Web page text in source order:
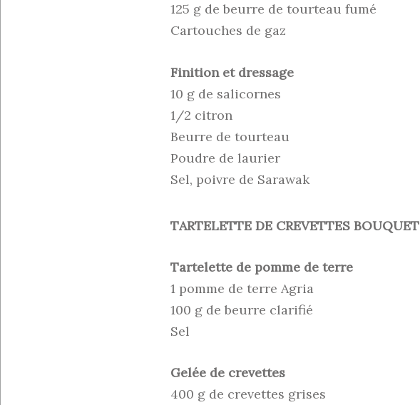
125 g de beurre de tourteau fumé
Cartouches de gaz
Finition et dressage
10 g de salicornes
1/2 citron
Beurre de tourteau
Poudre de laurier
Sel, poivre de Sarawak
TARTELETTE DE CREVETTES BOUQUET
Tartelette de pomme de terre
1 pomme de terre Agria
100 g de beurre clarifié
Sel
Gelée de crevettes
400 g de crevettes grises